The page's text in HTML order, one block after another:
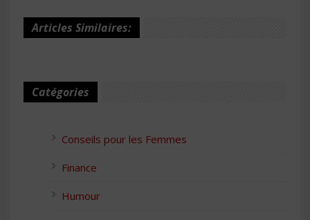
Articles Similaires:
Catégories
Conseils pour les Femmes
Finance
Humour